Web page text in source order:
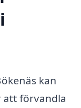
kan
att förvandla